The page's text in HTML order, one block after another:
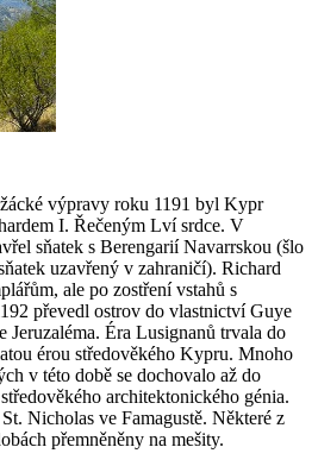
výpravy roku 1191 byl Kypr
I. Řečeným Lví srdce. V
sňatek s Berengarií Navarrskou (šlo
uzavřený v zahraničí). Richard
ale po zostření vstahů s
převedl ostrov do vlastnictví Guye
Jeruzaléma. Éra Lusignanů trvala do
érou středověkého Kypru. Mnoho
v této době se dochovalo až do
architektonického génia.
Nicholas ve Famagustě. Některé z
přemněněny na mešity.